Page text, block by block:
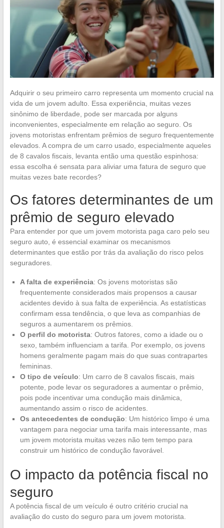
Adquirir o seu primeiro carro representa um momento crucial na
vida de um jovem adulto. Essa experiência, muitas vezes
sinônimo de liberdade, pode ser marcada por alguns
inconvenientes, especialmente em relação ao seguro. Os
jovens motoristas enfrentam prêmios de seguro frequentemente
elevados. A compra de um carro usado, especialmente aqueles
de 8 cavalos fiscais, levanta então uma questão espinhosa:
essa escolha é sensata para aliviar uma fatura de seguro que
muitas vezes bate recordes?
Os fatores determinantes de um
prêmio de seguro elevado
Para entender por que um jovem motorista paga caro pelo seu
seguro auto, é essencial examinar os mecanismos
determinantes que estão por trás da avaliação do risco pelos
seguradores.
A falta de experiência: Os jovens motoristas são
frequentemente considerados mais propensos a causar
acidentes devido à sua falta de experiência. As estatísticas
confirmam essa tendência, o que leva as companhias de
seguros a aumentarem os prêmios.
O perfil do motorista: Outros fatores, como a idade ou o
sexo, também influenciam a tarifa. Por exemplo, os jovens
homens geralmente pagam mais do que suas contrapartes
femininas.
O tipo de veículo: Um carro de 8 cavalos fiscais, mais
potente, pode levar os seguradores a aumentar o prêmio,
pois pode incentivar uma condução mais dinâmica,
aumentando assim o risco de acidentes.
Os antecedentes de condução: Um histórico limpo é uma
vantagem para negociar uma tarifa mais interessante, mas
um jovem motorista muitas vezes não tem tempo para
construir um histórico de condução favorável.
O impacto da potência fiscal no
seguro
A potência fiscal de um veículo é outro critério crucial na
avaliação do custo do seguro para um jovem motorista.